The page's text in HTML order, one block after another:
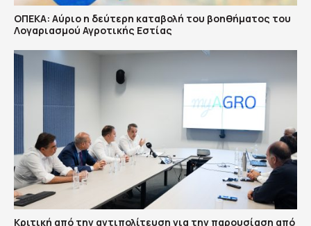
ΟΠΕΚΑ: Αύριο η δεύτερη καταβολή του βοηθήματος του
Λογαριασμού Αγροτικής Εστίας
Κριτική από την αντιπολίτευση για την παρουσίαση από